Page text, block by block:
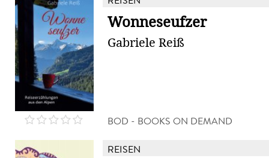
Wonneseufzer
Gabriele Reiß
BOD - BOOKS ON DEMAND
REISEN